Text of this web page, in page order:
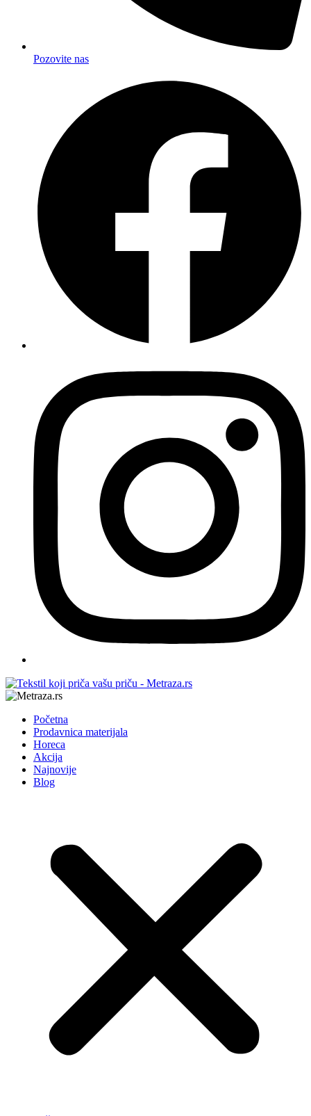
Pozovite nas
Početna
Prodavnica materijala
Horeca
Akcija
Najnovije
Blog